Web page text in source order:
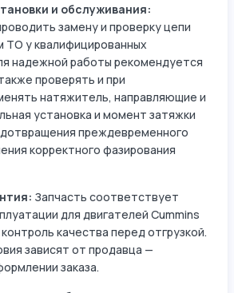
и обслуживания:
замену и проверку цепи
ТО у квалифицированных
надежной работы рекомендуется
проверять и при
натяжитель, направляющие и
установка и момент затяжки
преждевременного
корректного фазирования
Запчасть соответствует
для двигателей Cummins
качества перед отгрузкой.
зависят от продавца —
заказа.